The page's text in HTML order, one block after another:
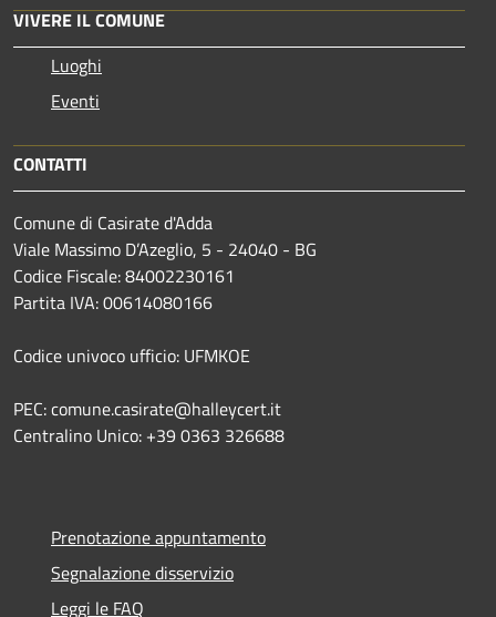
VIVERE IL COMUNE
Luoghi
Eventi
CONTATTI
Comune di Casirate d'Adda
Viale Massimo D’Azeglio, 5 - 24040 - BG
Codice Fiscale: 84002230161
Partita IVA: 00614080166
Codice univoco ufficio: UFMKOE
PEC: comune.casirate@halleycert.it
Centralino Unico: +39 0363 326688
Prenotazione appuntamento
Segnalazione disservizio
Leggi le FAQ